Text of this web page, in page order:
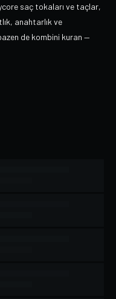
saç tokaları ve taçlar,
anahtarlık ve
de kombini kuran —